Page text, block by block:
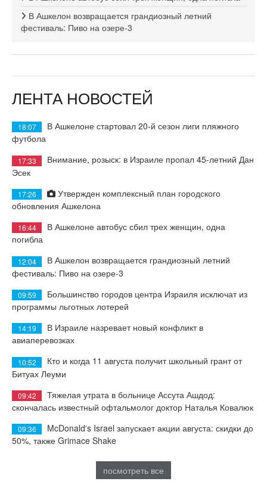
В Ашкелон возвращается грандиозный летний
фестиваль: Пиво на озере-3
ЛЕНТА НОВОСТЕЙ
18:07
В Ашкелоне стартовал 20-й сезон лиги пляжного
футбола
17:33
Внимание, розыск: в Израиле пропал 45-летний Дан
Эсек
17:26
Утвержден комплексный план городского
обновления Ашкелона
16:44
В Ашкелоне автобус сбил трех женщин, одна
погибла
12:04
В Ашкелон возвращается грандиозный летний
фестиваль: Пиво на озере-3
09:59
Большинство городов центра Израиля исключат из
программы льготных лотерей
14:19
В Израиле назревает новый конфликт в
авиаперевозках
10:52
Кто и когда 11 августа получит школьный грант от
Битуах Леуми
09:42
Тяжелая утрата в больнице Ассута Ашдод:
скончалась известный офтальмолог доктор Наталья Ковалюк
09:36
McDonald's Israel запускает акции августа: скидки до
50%, также Grimace Shake
посмотреть все